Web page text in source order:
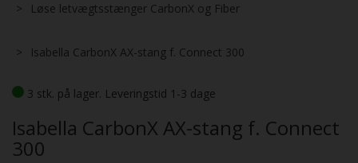
Løse letvægtsstænger CarbonX og Fiber
Isabella CarbonX AX-stang f. Connect 300
3 stk. på lager. Leveringstid 1-3 dage
Isabella CarbonX AX-stang f. Connect
300